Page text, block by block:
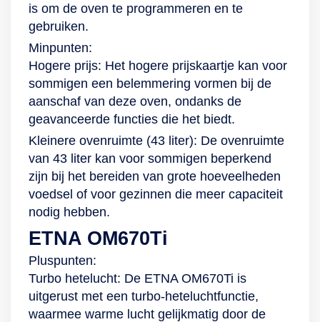
is om de oven te programmeren en te
gebruiken.
Minpunten:
Hogere prijs: Het hogere prijskaartje kan voor
sommigen een belemmering vormen bij de
aanschaf van deze oven, ondanks de
geavanceerde functies die het biedt.
Kleinere ovenruimte (43 liter): De ovenruimte
van 43 liter kan voor sommigen beperkend
zijn bij het bereiden van grote hoeveelheden
voedsel of voor gezinnen die meer capaciteit
nodig hebben.
ETNA OM670Ti
Pluspunten:
Turbo hetelucht: De ETNA OM670Ti is
uitgerust met een turbo-heteluchtfunctie,
waarmee warme lucht gelijkmatig door de